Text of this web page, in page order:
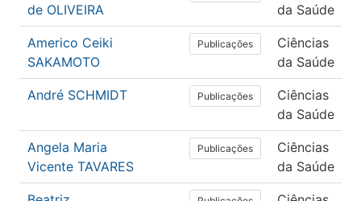
de OLIVEIRA
da Saúde
Americo Ceiki
SAKAMOTO
Publicações
Ciências
da Saúde
André SCHMIDT Publicações
Ciências
da Saúde
Angela Maria
Vicente TAVARES
Publicações
Ciências
da Saúde